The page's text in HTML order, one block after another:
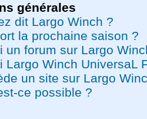
générales
dit Largo Winch ?
la prochaine saison ?
un forum sur Largo
Largo Winch UniversaL
un site sur Largo
ce possible ?